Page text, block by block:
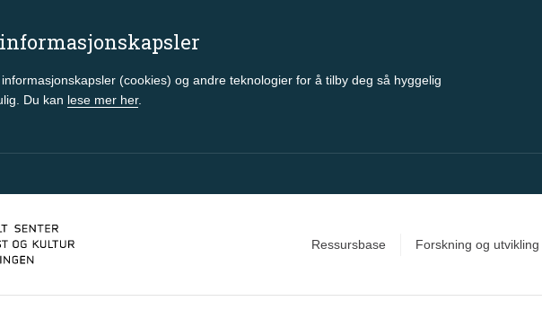
(cookies) og andre teknologier for å tilby deg så hyggelig
Du kan lese mer her.
Ressursbase Forskning og utvikling